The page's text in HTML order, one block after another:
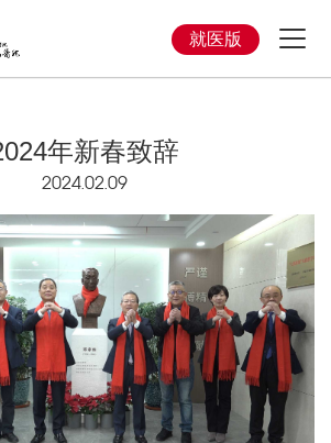
就医版
年新春致辞
2024.02.09